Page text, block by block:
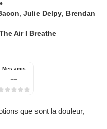
,Julie Delpy Brendan
Air I Breathe
Mes amis
--
que sont la douleur,